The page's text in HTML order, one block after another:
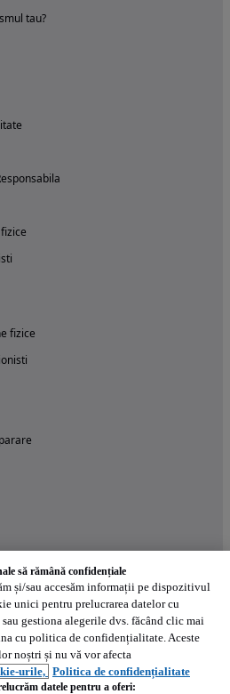
tau?
fizice
aplicația Autovit.ro
să rămână confidențiale
și/sau accesăm informații pe dispozitivul
unici pentru prelucrarea datelor cu
gestiona alegerile dvs. făcând clic mai
cu politica de confidențialitate. Aceste
noștri și nu vă vor afecta
urile, Politica de confidențialitate
datele pentru a oferi: